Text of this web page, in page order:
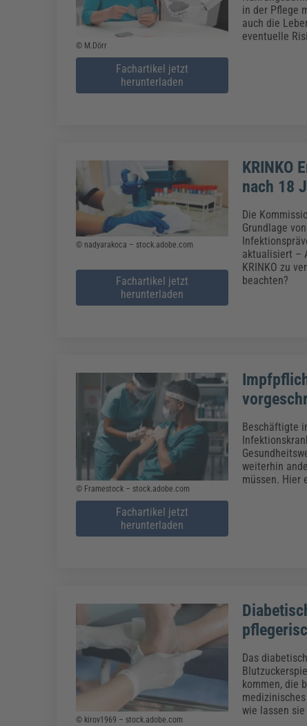
Energie & Umwelt
Führung & Management
Gesundheit & Pflege
Kommunales
Fachpublikationen & Arbeitshilfen
Weiterbildungen (AKADEMIE HERKERT)
Bau, Immobilien & Gebäudemanagement
Künstliche Intelligenz
Personalwesen
Personal, Ausbildung & Recht
Reisekosten und Finanzen
© M.Dörr
Fachartikel jetzt
herunterladen
in der Pflege
auch die
eventuelle
© nadyarakoca – stock.adobe.com
Fachartikel jetzt
herunterladen
KRINKO
nach 18
Die
Grundlage
aktualisiert –
KRINKO zu
beachten?
© Framestock – stock.adobe.com
Fachartikel jetzt
herunterladen
Beschäftigte
weiterhin
müssen. Hier
© kirov1969 – stock.adobe.com
Das
kommen, die
wie lassen